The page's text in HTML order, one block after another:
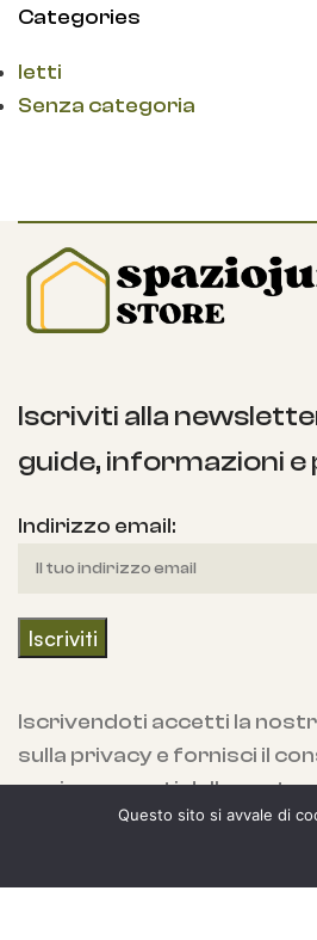
Categories
letti
Senza categoria
Iscriviti alla
guide, informazioni e
Indirizzo email:
Iscrivendoti accetti la
sulla privacy e fornisci il
aggiornamenti dalla nostra
Questo sito si avvale di